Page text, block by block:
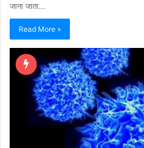
जाना जाता…
Read More »